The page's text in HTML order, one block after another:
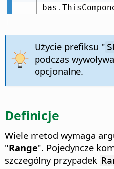
bas .
Użycie prefiksu "
podczas
opcjonalne.
Definicje
Wiele metod wymaga
"Range". Pojedyncze
szczególny przypadek